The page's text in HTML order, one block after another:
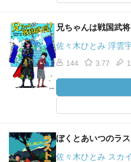
兄ちゃんは戦国武
佐々木ひとみ 浮雲
144 3.77
ぼくとあいつのラ
佐々木ひとみ スカ